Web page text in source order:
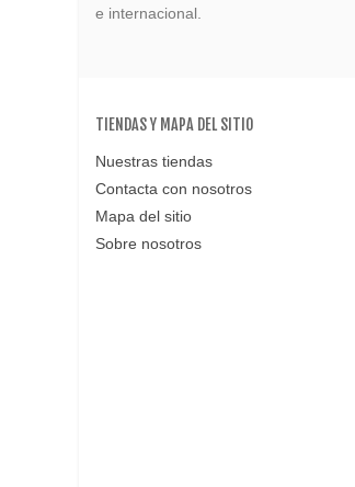
e internacional.
TIENDAS Y MAPA DEL SITIO
Nuestras tiendas
Contacta con nosotros
Mapa del sitio
Sobre nosotros